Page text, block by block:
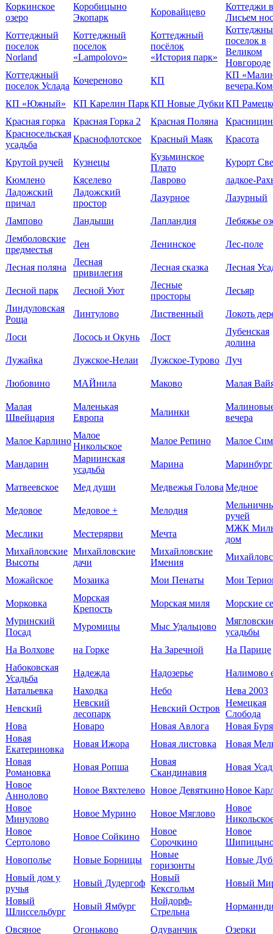
Коркинское
озеро
Коробицыно
Экопарк
Коровайцево
Коттеджи в
Лисьем
Коттеджный
поселок
Norland
Коттеджный
поселок
«Lampolovo»
Коттеджный
посёлок
«История парк»
поселок в
Великом
Новгороде
Коттеджный
поселок Услада
Кочереново КП
КП
КП «Южный»
КП Карелин ПаркКП Новые ДубкиКП
Красная горка
Красная Горка 2 Красная Поляна
Красносельская
усадьба
Краснофлотское Красный Маяк Красота
Крутой ручей Кузнецы
Кузьминское
Плато
Курорт
Кюмлено
Кяселево Лаврово
ладкое-
Ладожский
причал
Ладожский
простор
Лазурное Лазурный
Лампово Ландыши Лапландия
Лебяжье
Лемболовские
предместья
Лен Ленинское Лес-поле
Лесная поляна
Лесная
привилегия
Лесная сказка Лесная
Лесной парк Лесной Уют
Лесные
просторы
Лесьяр
Линдуловская
Роща
Линтулово Лиственный Локоть
Лоси Лосось и Окунь Лост
Лубенская
долина
Лужайка
Лужское-Нелаи Лужское-Турово Луч
Любовино МАЙнила Маково Малая
Малая
Швейцария
Маленькая
Европа
Малинки
вечера
Малое Карлино
Малое
Никольское
Малое Репино Малое
Мандарин
Мариинская
усадьба
Марина Маринбург
Матвеевское Мед души Медвежья Голова Медное
Медовое Медовое + Мелодия
ручей
Меслики
Местерярви Мечта
МЖК
дом
Михайловские
Высоты
Михайловские
дачи
Михайловские
Имения
Можайское Мозаика Мои Пенаты Мои
Морковка
Морская
Крепость
Морская миля
Морские
Муринский
Посад
Муромицы Мыс Удальцово
усадьбы
На Волхове
на Горке На Заречной
На Парице
Набоковская
Усадьба
Надежда Надозерье
Налимово
Натальевка
Находка Небо
Нева 2003
Невский
Невский
лесопарк
Невский Остров
Немецкая
Слобода
Нова
Новаро Новая Авлога
Новая Буря
Новая
Екатериновка
Новая Ижора Новая листовка
Новая
Новая
Романовка
Новая Ропша
Новая
Скандинавия
Новая
Новое
Аннолово
Новое Вяхтелево Новое ДевяткиноНовое
Новое
Минулово
Новое Мурино Новое Мяглово
Новое
Новое
Сертолово
Новое Сойкино
Новое
Сорочкино
Новое
Новополье
Новые Борницы
Новые
горизонты
Новые
Новый дом у
ручья
Новый Дудергоф
Новый
Кексгольм
Новый
Новый
Шлиссельбург
Новый Ямбург
Нойдорф-
Стрельна
Овсяное Огоньково Одуванчик Озерки